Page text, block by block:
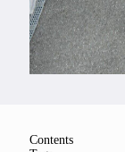
Contents